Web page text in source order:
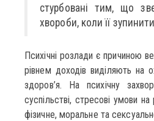
стурбовані тим, що
хвороби, коли її
Психічні розлади є причиною
рівнем доходів виділяють на
здоров’я. На психічну
суспільстві, стресові умови
фізичне, моральне та